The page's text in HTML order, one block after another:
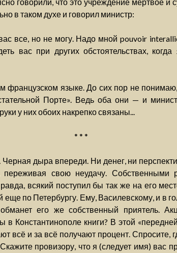
в таком духе и говорил министр:
все, но не могу. Надо мной pouvoir
вас при других обстоятельствах,
французском языке. До сих пор не
Порте». Ведь оба они — и
у них обоих накрепко связаны...
* * *
дыра впереди. Ни денег, ни
переживая свою неудачу. Собственными
всякий поступил бы так же на его
по Петербургу. Ему, Василевскому, и в
его же собственный приятель.
в Константинополе книги? В этой
всё и за всё получают процент. Спросите,
провизору, что я (следует имя) вас